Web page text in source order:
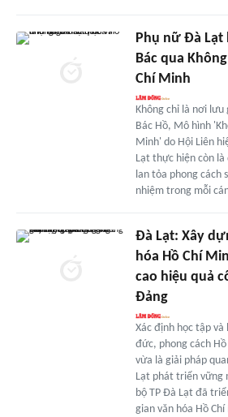
Phụ nữ Đà Lạt
Bác qua
Chí Minh
Không chỉ là nơi
Bác Hồ, Mô hình
Minh' do Hội Liên
Lạt thực hiện còn
lan tỏa phong cách
nhiệm trong mỗi
Ðà Lạt: Xây
hóa Hồ Chí
cao hiệu quả
Đảng
Xác định học tập
đức, phong cách
vừa là giải pháp
Lạt phát triển vững
bộ TP Đà Lạt đã
gian văn hóa Hồ